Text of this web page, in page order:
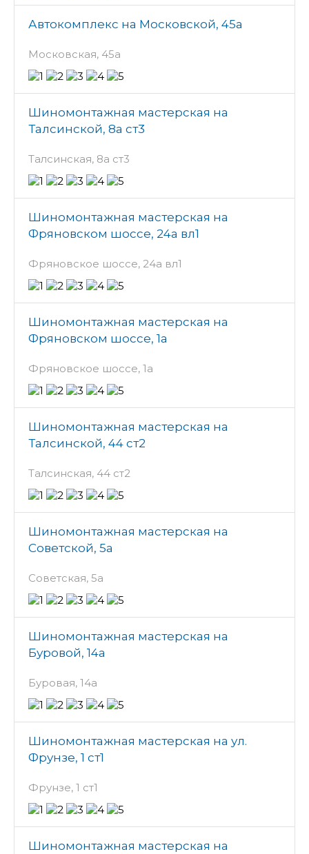
Автокомплекс на Московской, 45а
Московская, 45а
Шиномонтажная мастерская на
Талсинской, 8а ст3
Талсинская, 8а ст3
Шиномонтажная мастерская на
Фряновском шоссе, 24а вл1
Фряновское шоссе, 24а вл1
Шиномонтажная мастерская на
Фряновском шоссе, 1а
Фряновское шоссе, 1а
Шиномонтажная мастерская на
Талсинской, 44 ст2
Талсинская, 44 ст2
Шиномонтажная мастерская на
Советской, 5а
Советская, 5а
Шиномонтажная мастерская на
Буровой, 14а
Буровая, 14а
Шиномонтажная мастерская на ул.
Фрунзе, 1 ст1
Фрунзе, 1 ст1
Шиномонтажная мастерская на